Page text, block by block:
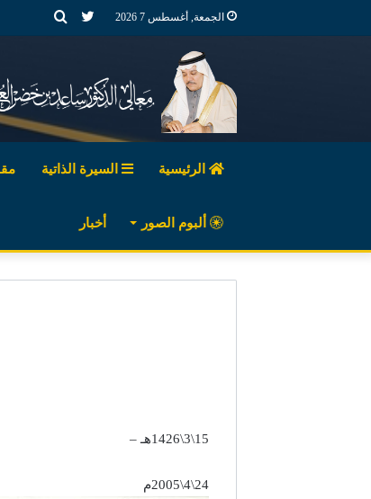
الجمعة, أغسطس 7 2026 بحثتويتر
الرئيسية السيرة الذاتية
ألبوم الصور أخبار
15\3\1426هـ –
24\4\2005م